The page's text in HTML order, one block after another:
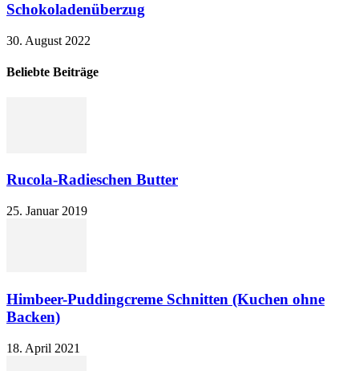
Schokoladenüberzug
30. August 2022
Beliebte Beiträge
Rucola-Radieschen Butter
25. Januar 2019
Himbeer-Puddingcreme Schnitten (Kuchen ohne
Backen)
18. April 2021